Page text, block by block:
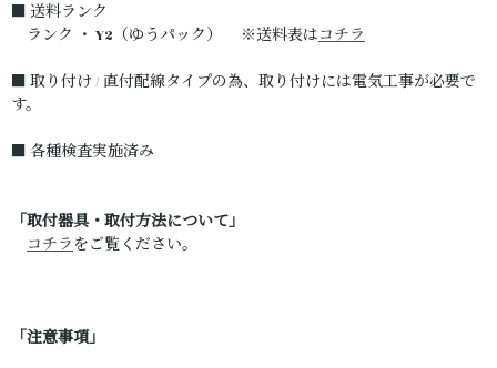
■ 送料ランク
ランク ・ Y2（ゆうパック） ※送料表はコチラ
■ 取り付け / 直付配線タイプの為、取り付けには電気工事が必要で
す。
■ 各種検査実施済み
「取付器具・取付方法について」
コチラをご覧ください。
「注意事項」